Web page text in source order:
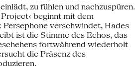
zu fühlen und nachzuspüren.
Project‹ beginnt mit dem
Persephone verschwindet, Hades
ist die Stimme des Echos, das
fortwährend wiederholt
die Präsenz des